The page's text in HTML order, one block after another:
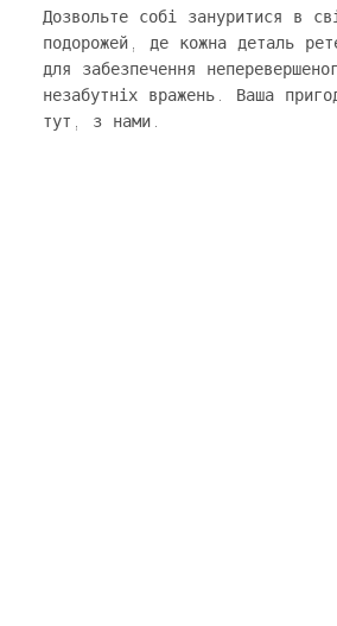
Дозвольте собі зануритися в
подорожей, де кожна деталь
для забезпечення
незабутніх вражень. Ваша
тут, з нами.